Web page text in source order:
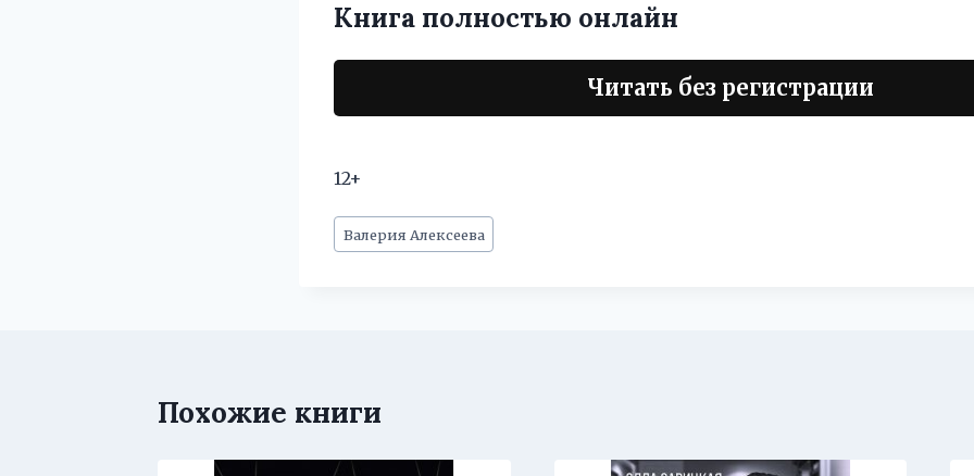
Книга полностью онлайн
Читать без регистрации
12+
Метки
записи:
Валерия Алексеева
Похожие книги